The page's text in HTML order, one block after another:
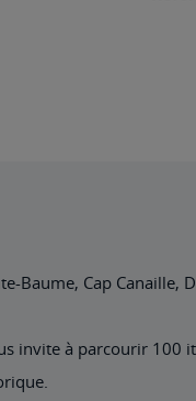
Baume, Cap
invite à parcourir